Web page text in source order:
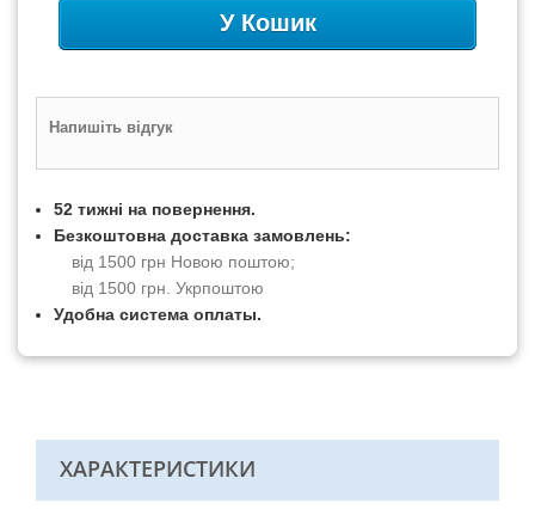
У Кошик
Напишіть відгук
52 тижні на повернення.
Безкоштовна доставка замовлень:
від 1500 грн Новою поштою;
від 1500 грн. Укрпоштою
Удобна система оплаты.
ХАРАКТЕРИСТИКИ